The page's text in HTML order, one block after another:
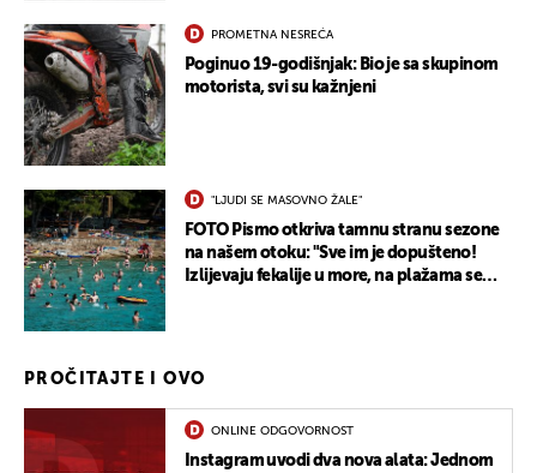
PROMETNA NESREĆA
Poginuo 19-godišnjak: Bio je sa skupinom
motorista, svi su kažnjeni
"LJUDI SE MASOVNO ŽALE"
FOTO Pismo otkriva tamnu stranu sezone
na našem otoku: "Sve im je dopušteno!
Izlijevaju fekalije u more, na plažama se
PROČITAJTE I OVO
ONLINE ODGOVORNOST
Instagram uvodi dva nova alata: Jednom